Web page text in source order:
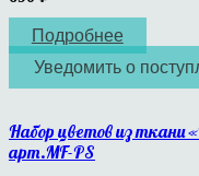
Подробнее
Уведомить о
Набор цветов из ткани
арт.MF-PS